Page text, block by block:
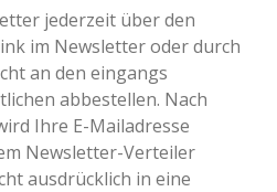
jederzeit über den
im Newsletter oder durch
an den eingangs
abbestellen. Nach
Ihre E-Mailadresse
Newsletter-Verteiler
ausdrücklich in eine